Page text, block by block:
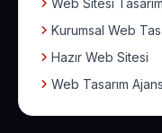
Web Sitesi
Kurumsal Web
Hazır Web Sitesi
Web Tasarım